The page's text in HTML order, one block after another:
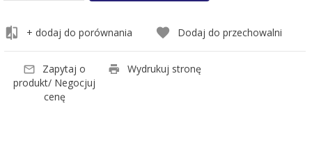
+ dodaj do porównania Dodaj do przechowalni
Zapytaj o
produkt/ Negocjuj
cenę
Wydrukuj stronę